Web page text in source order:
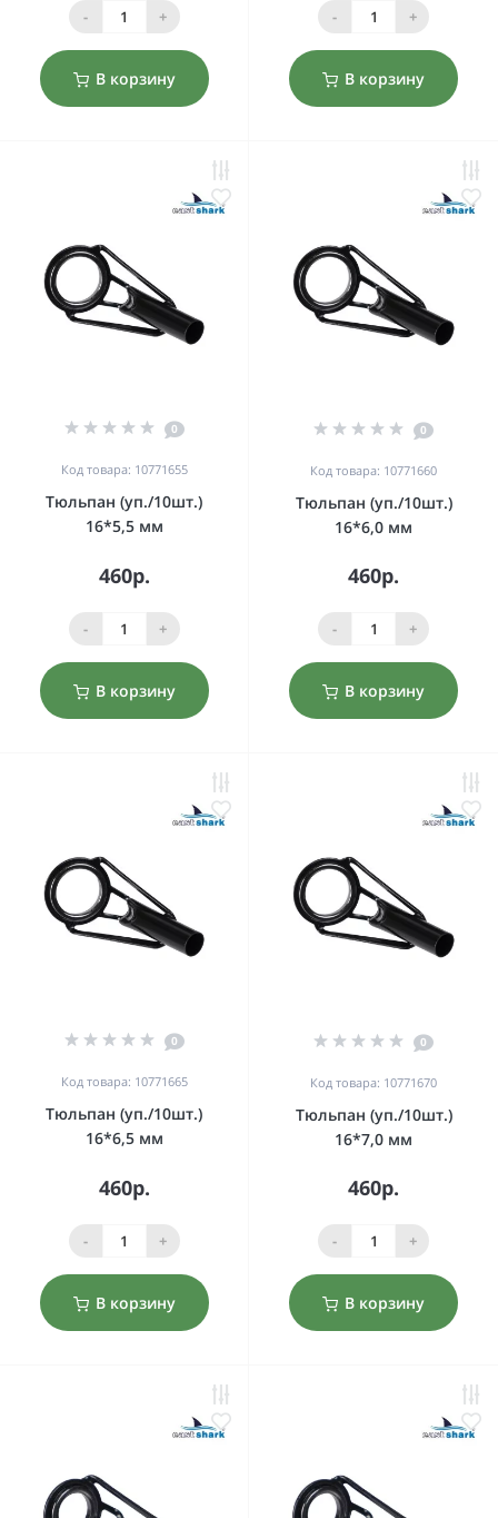
- +
В корзину
- +
В корзину
0
Код товара: 10771655
Тюльпан (уп./10шт.)
16*5,5 мм
460р.
- +
В корзину
0
Код товара: 10771660
Тюльпан (уп./10шт.)
16*6,0 мм
460р.
- +
В корзину
0
Код товара: 10771665
Тюльпан (уп./10шт.)
16*6,5 мм
460р.
- +
В корзину
0
Код товара: 10771670
Тюльпан (уп./10шт.)
16*7,0 мм
460р.
- +
В корзину